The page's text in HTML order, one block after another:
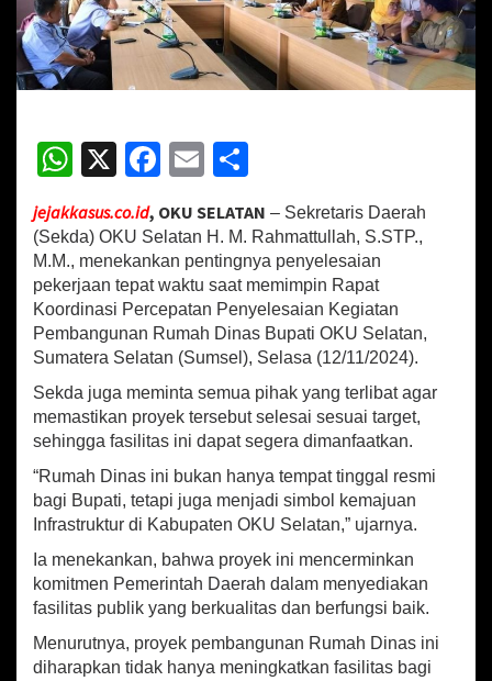
a
t
k
a
n
a
n
P
e
n
t
i
n
g
n
y
a
S
e
l
e
a
k
a
n
W
h
at
sA
p
p
X
Fa
b
o
o
k
E
ai
l
ar
e
jejakkasus.co.id, OKU SELATAN – Sekretaris Daerah
(Sekda) OKU Selatan H. M. Rahmattullah, S.STP.,
M.M., menekankan pentingnya penyelesaian
pekerjaan tepat waktu saat memimpin Rapat
Koordinasi Percepatan Penyelesaian Kegiatan
Pembangunan Rumah Dinas Bupati OKU Selatan,
Sumatera Selatan (Sumsel), Selasa (12/11/2024).
Sekda juga meminta semua pihak yang terlibat agar
memastikan proyek tersebut selesai sesuai target,
sehingga fasilitas ini dapat segera dimanfaatkan.
“Rumah Dinas ini bukan hanya tempat tinggal resmi
bagi Bupati, tetapi juga menjadi simbol kemajuan
Infrastruktur di Kabupaten OKU Selatan,” ujarnya.
Ia menekankan, bahwa proyek ini mencerminkan
komitmen Pemerintah Daerah dalam menyediakan
fasilitas publik yang berkualitas dan berfungsi baik.
Menurutnya, proyek pembangunan Rumah Dinas ini
diharapkan tidak hanya meningkatkan fasilitas bagi